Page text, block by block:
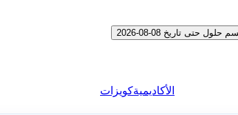
تاريخ 08-08-2026
الأكاديميةكويزات